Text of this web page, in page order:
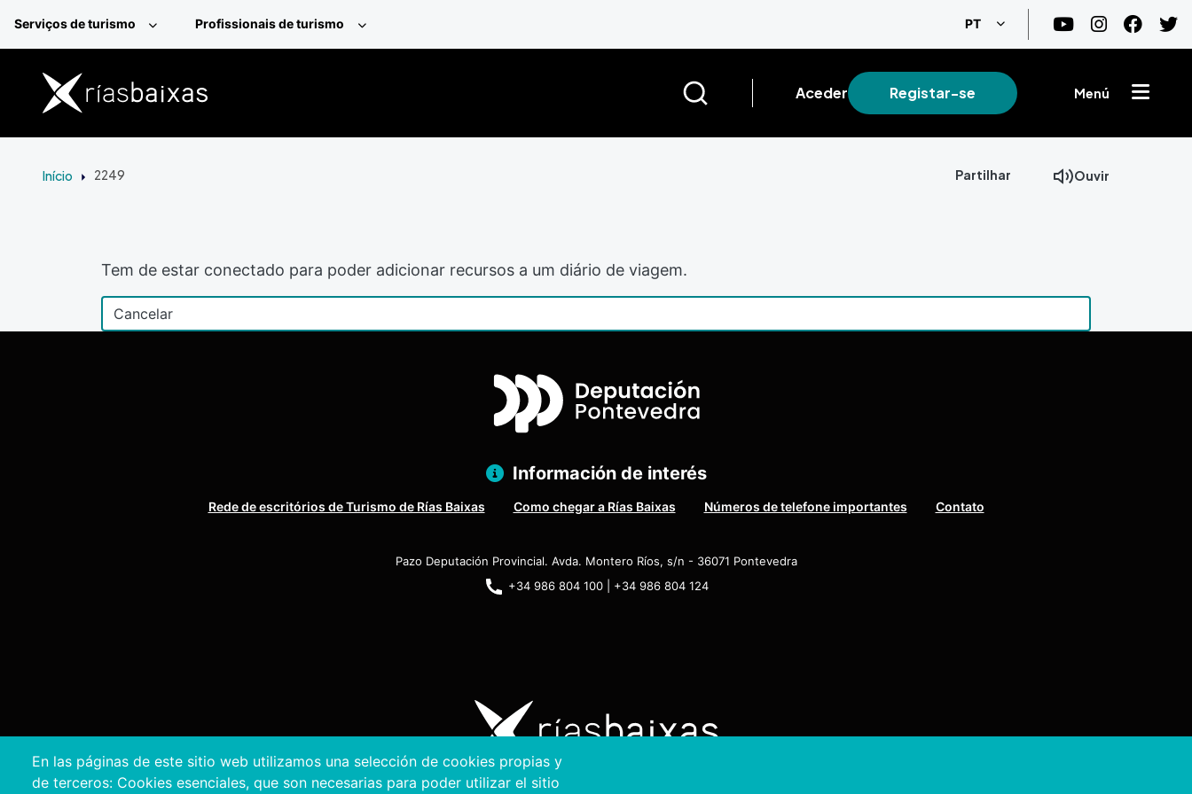
Serviços de turismo Profissionais de turismo PT Lista de ações adicionais
Aceder Registar-se Menú
Início 2249 Partilhar Ouvir
Tem de estar conectado para poder adicionar recursos a um diário de viagem.
En las páginas de este sitio web utilizamos una selección de cookies propias y
de terceros: Cookies esenciales, que son necesarias para poder utilizar el sitio
Información de interés
Rede de escritórios de Turismo de Rías Baixas Como chegar a Rías Baixas Números de telefone importantes Contato
Pazo Deputación Provincial. Avda. Montero Ríos, s/n - 36071 Pontevedra
+34 986 804 100 | +34 986 804 124